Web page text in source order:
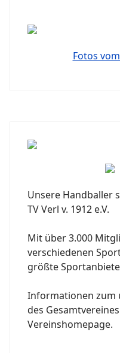
Fotos
Unsere Handballer
TV Verl v. 1912 e.V.
Mit über 3.000
verschiedenen
größte
Informationen zum
des
Vereinshomepage.